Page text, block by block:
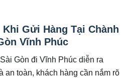
Gửi Hàng Tại Chành
Vĩnh Phúc
Gòn đi Vĩnh Phúc diễn ra
an toàn, khách hàng cần nắm rõ